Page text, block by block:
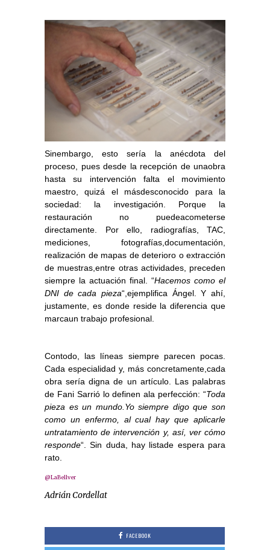
Sinembargo, esto sería la anécdota del
proceso, pues desde la recepción de unaobra
hasta su intervención falta el movimiento
maestro, quizá el másdesconocido para la
sociedad: la investigación. Porque la
restauración no puedeacometerse
directamente. Por ello, radiografías, TAC,
mediciones, fotografías,documentación,
realización de mapas de deterioro o extracción
de muestras,entre otras actividades, preceden
siempre la actuación final. “Hacemos como el
DNI de cada pieza“,ejemplifica Ángel. Y ahí,
justamente, es donde reside la diferencia que
marcaun trabajo profesional.
Contodo, las líneas siempre parecen pocas.
Cada especialidad y, más concretamente,cada
obra sería digna de un artículo. Las palabras
de Fani Sarrió lo definen ala perfección: “Toda
pieza es un mundo.Yo siempre digo que son
como un enfermo, al cual hay que aplicarle
untratamiento de intervención y, así, ver cómo
responde“. Sin duda, hay listade espera para
rato.
@LaBellver
Adrián Cordellat
FACEBOOK